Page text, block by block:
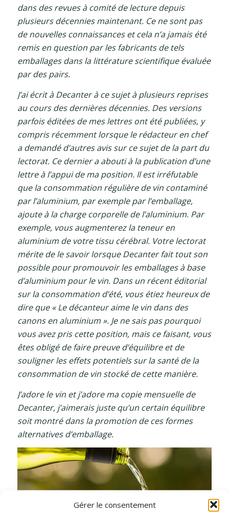
Gérer le consentement
dans des revues à comité de lecture depuis
plusieurs décennies maintenant. Ce ne sont pas
de nouvelles connaissances et cela n’a jamais été
remis en question par les fabricants de tels
emballages dans la littérature scientifique évaluée
par des pairs.
J’ai écrit à Decanter à ce sujet à plusieurs reprises
au cours des dernières décennies. Des versions
parfois éditées de mes lettres ont été publiées, y
compris récemment lorsque le rédacteur en chef
a demandé d’autres avis sur ce sujet de la part du
lectorat. Ce dernier a abouti à la publication d’une
lettre à l’appui de ma position. Il est irréfutable
que la consommation régulière de vin contaminé
par l’aluminium, par exemple par l’emballage,
ajoute à la charge corporelle de l’aluminium. Par
exemple, vous augmenterez la teneur en
aluminium de votre tissu cérébral. Votre lectorat
mérite de le savoir lorsque Decanter fait tout son
possible pour promouvoir les emballages à base
d’aluminium pour le vin. Dans un récent éditorial
sur la consommation d’été, vous étiez heureux de
dire que « Le décanteur aime le vin dans des
canons en aluminium ». Je ne sais pas pourquoi
vous avez pris cette position, mais ce faisant, vous
êtes obligé de faire preuve d’équilibre et de
souligner les effets potentiels sur la santé de la
consommation de vin stocké de cette manière.
J’adore le vin et j’adore ma copie mensuelle de
Decanter, j’aimerais juste qu’un certain équilibre
soit montré dans la promotion de ces formes
alternatives d’emballage.